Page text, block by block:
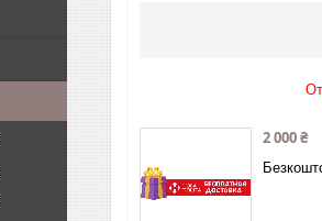
2 000 ₴